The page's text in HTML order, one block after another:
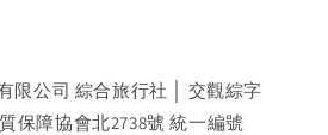
限公司 綜合旅行社 │ 交觀綜字
保障協會北2738號 統一編號